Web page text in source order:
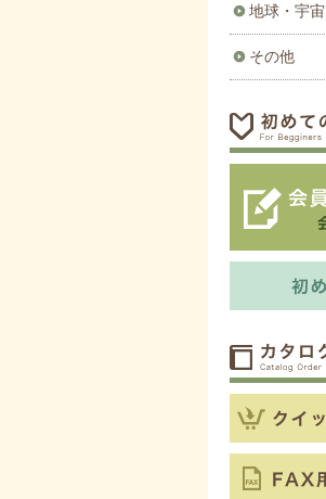
地球・宇宙
その他